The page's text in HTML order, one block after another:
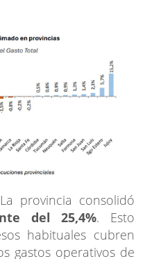
La provincia consolidó
del 25,4%. Esto
habituales cubren
gastos operativos de